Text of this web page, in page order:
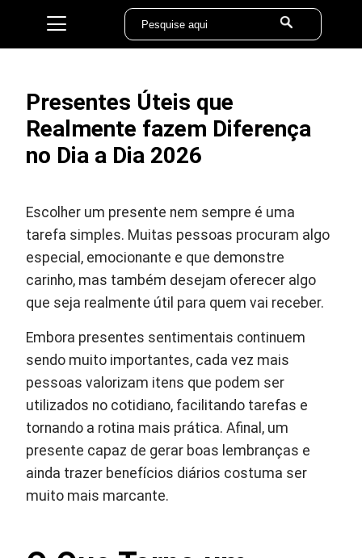
Presentes Úteis que
Realmente fazem Diferença
no Dia a Dia 2026
Escolher um presente nem sempre é uma
tarefa simples. Muitas pessoas procuram algo
especial, emocionante e que demonstre
carinho, mas também desejam oferecer algo
que seja realmente útil para quem vai receber.
Embora presentes sentimentais continuem
sendo muito importantes, cada vez mais
pessoas valorizam itens que podem ser
utilizados no cotidiano, facilitando tarefas e
tornando a rotina mais prática. Afinal, um
presente capaz de gerar boas lembranças e
ainda trazer benefícios diários costuma ser
muito mais marcante.